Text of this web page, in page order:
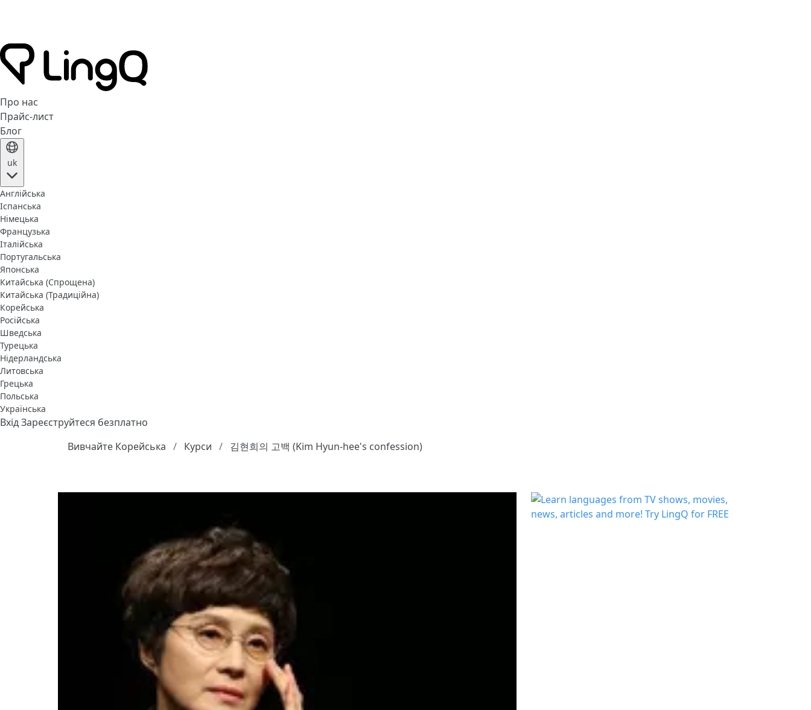
Про нас
Прайс-лист
Блог
uk
Англійська
Іспанська
Німецька
Французька
Італійська
Португальська
Японська
Китайська (Спрощена)
Китайська (Традиційна)
Корейська
Російська
Шведська
Турецька
Нідерландська
Литовська
Грецька
Польська
Українська
ВхідЗареєструйтеся безплатно
Вивчайте Корейська
Курси 김현희의 고백 (Kim Hyun-hee's confession)